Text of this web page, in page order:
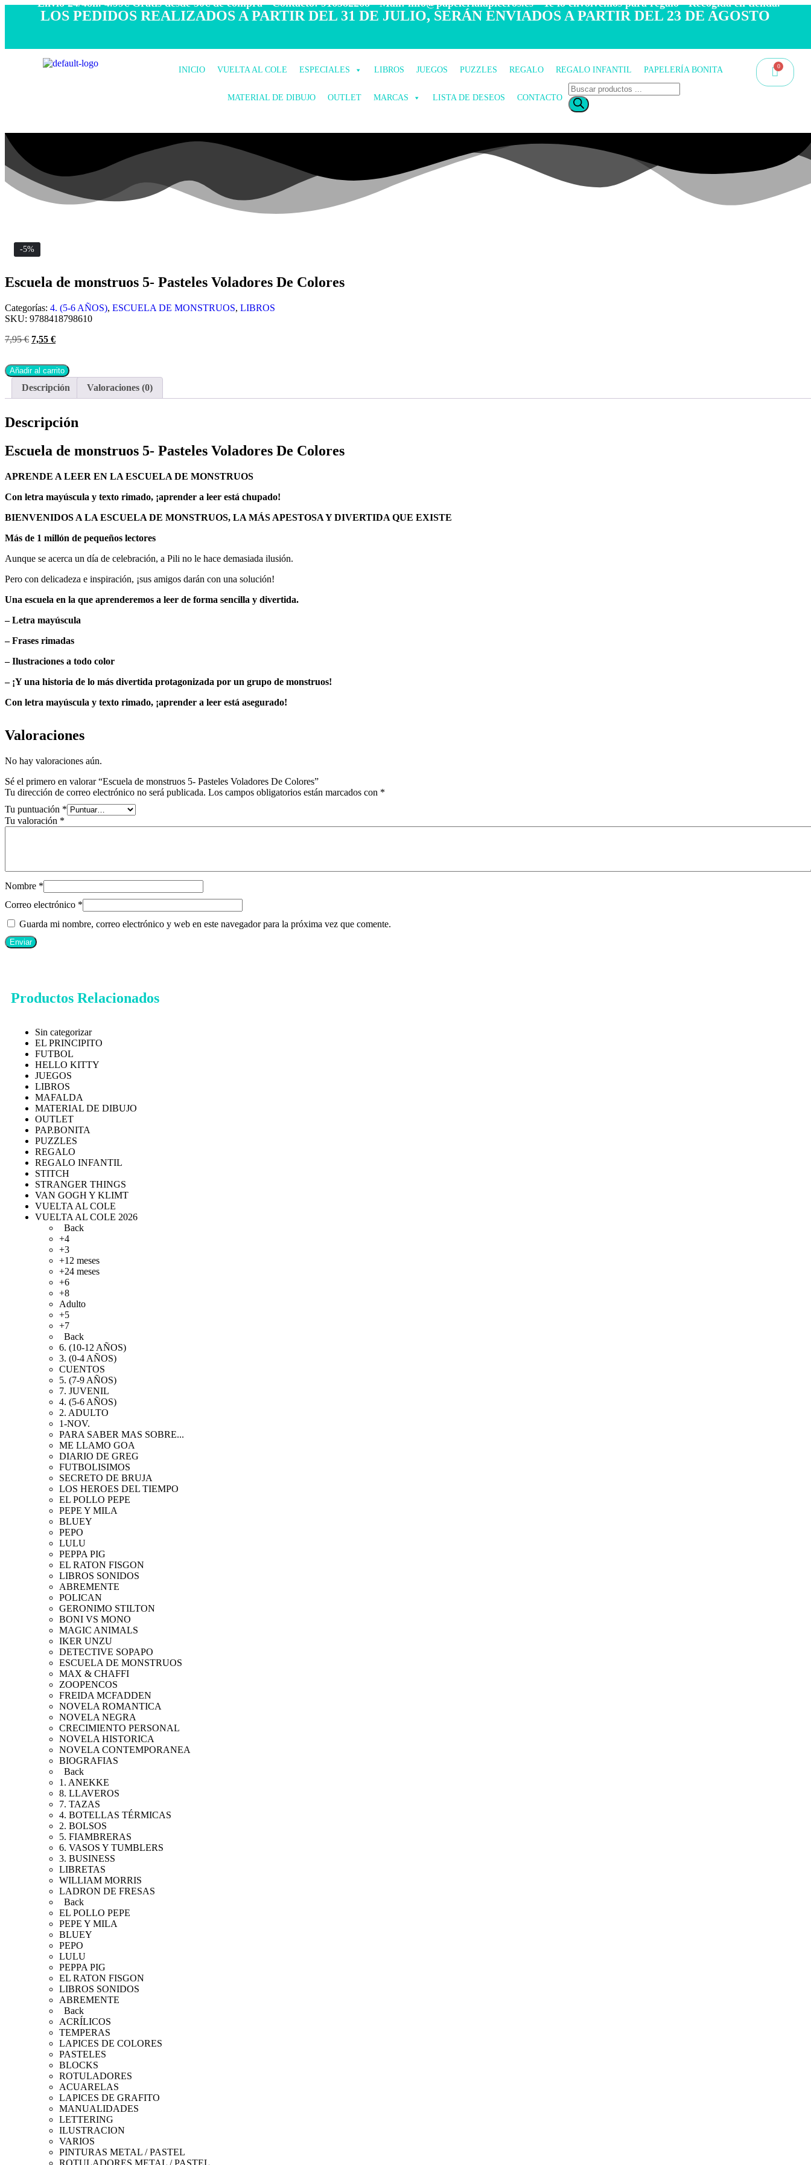
- Envío 24/48h. 4.99€ Gratis desde 50€ de compra - Contacto: 916582268 - Mail: info@papelerialapiceros.es - Te lo envolvemos para regalo - Recogida en tienda.
LOS PEDIDOS REALIZADOS A PARTIR DEL 31 DE JULIO, SERÁN ENVIADOS A PARTIR DEL 23 DE AGOSTO
INICIO VUELTA AL COLE ESPECIALES LIBROS JUEGOS PUZZLES REGALO REGALO INFANTIL PAPELERÍA BONITA
MATERIAL DE DIBUJO OUTLET MARCAS LISTA DE DESEOS CONTACTO
-5%
Escuela de monstruos 5- Pasteles Voladores De Colores
Categorías: 4. (5-6 AÑOS), ESCUELA DE MONSTRUOS, LIBROS
SKU: 9788418798610
7,95€ 7,55 €
Añadir al carrito
Descripción Valoraciones (0)
Descripción
Escuela de monstruos 5- Pasteles Voladores De Colores
APRENDE A LEER EN LA ESCUELA DE MONSTRUOS
Con letra mayúscula y texto rimado, ¡aprender a leer está chupado!
BIENVENIDOS A LA ESCUELA DE MONSTRUOS, LA MÁS APESTOSA Y DIVERTIDA QUE EXISTE
Más de 1 millón de pequeños lectores
Aunque se acerca un día de celebración, a Pili no le hace demasiada ilusión.
Pero con delicadeza e inspiración, ¡sus amigos darán con una solución!
Una escuela en la que aprenderemos a leer de forma sencilla y divertida.
– Letra mayúscula
– Frases rimadas
– Ilustraciones a todo color
– ¡Y una historia de lo más divertida protagonizada por un grupo de monstruos!
Con letra mayúscula y texto rimado, ¡aprender a leer está asegurado!
Valoraciones
No hay valoraciones aún.
Sé el primero en valorar “Escuela de monstruos 5- Pasteles Voladores De Colores”
Tu dirección de correo electrónico no será publicada. Los campos obligatorios están marcados con *
Tu puntuación *
Tu valoración *
Nombre *
Correo electrónico *
Guarda mi nombre, correo electrónico y web en este navegador para la próxima vez que comente.
Productos Relacionados
Sin categorizar
EL PRINCIPITO
FUTBOL
HELLO KITTY
JUEGOS
LIBROS
MAFALDA
MATERIAL DE DIBUJO
OUTLET
PAP.BONITA
PUZZLES
REGALO
REGALO INFANTIL
STITCH
STRANGER THINGS
VAN GOGH Y KLIMT
VUELTA AL COLE
VUELTA AL COLE 2026
Back
+4
+3
+12 meses
+24 meses
+6
+8
Adulto
+5
+7
Back
6. (10-12 AÑOS)
3. (0-4 AÑOS)
CUENTOS
5. (7-9 AÑOS)
7. JUVENIL
4. (5-6 AÑOS)
2. ADULTO
1-NOV.
PARA SABER MAS SOBRE...
ME LLAMO GOA
DIARIO DE GREG
FUTBOLISIMOS
SECRETO DE BRUJA
LOS HEROES DEL TIEMPO
EL POLLO PEPE
PEPE Y MILA
BLUEY
PEPO
LULU
PEPPA PIG
EL RATON FISGON
LIBROS SONIDOS
ABREMENTE
POLICAN
GERONIMO STILTON
BONI VS MONO
MAGIC ANIMALS
IKER UNZU
DETECTIVE SOPAPO
ESCUELA DE MONSTRUOS
MAX & CHAFFI
ZOOPENCOS
FREIDA MCFADDEN
NOVELA ROMANTICA
NOVELA NEGRA
CRECIMIENTO PERSONAL
NOVELA HISTORICA
NOVELA CONTEMPORANEA
BIOGRAFIAS
Back
1. ANEKKE
8. LLAVEROS
7. TAZAS
4. BOTELLAS TÉRMICAS
2. BOLSOS
5. FIAMBRERAS
6. VASOS Y TUMBLERS
3. BUSINESS
LIBRETAS
WILLIAM MORRIS
LADRON DE FRESAS
Back
EL POLLO PEPE
PEPE Y MILA
BLUEY
PEPO
LULU
PEPPA PIG
EL RATON FISGON
LIBROS SONIDOS
ABREMENTE
Back
ACRÍLICOS
TEMPERAS
LAPICES DE COLORES
PASTELES
BLOCKS
ROTULADORES
ACUARELAS
LAPICES DE GRAFITO
MANUALIDADES
LETTERING
ILUSTRACION
VARIOS
PINTURAS METAL / PASTEL
ROTULADORES METAL / PASTEL